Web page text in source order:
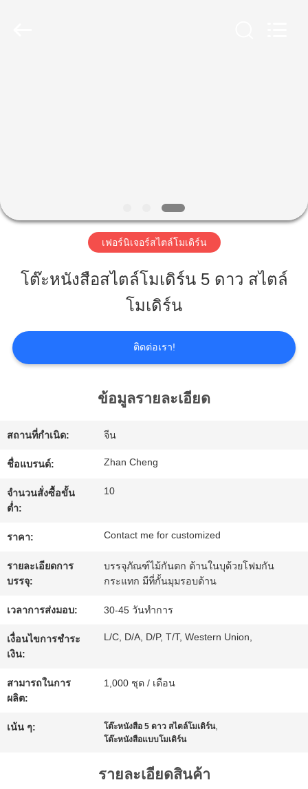
กับ
เรา
ทัวร์
โรงงาน
การ
ควบคุม
คุณภาพ
ทุน
แผนผัง
เว็บไซต์
เฟอร์นิเจอร์สไตล์โมเดิร์น
โต๊ะหนังสือสไตล์โมเดิร์น 5 ดาว สไตล์
โมเดิร์น
ติดต่อเรา!
ข้อมูลรายละเอียด
สถานที่กำเนิด: จีน
ชื่อแบรนด์: Zhan Cheng
จำนวนสั่งซื้อขั้น
ต่ำ:
10
ราคา: Contact me for customized
รายละเอียดการ
บรรจุ:
บรรจุภัณฑ์ไม้กันตก ด้านในบุด้วยโฟมกัน
กระแทก มีที่กั้นมุมรอบด้าน
เวลาการส่งมอบ: 30-45 วันทำการ
เงื่อนไขการชำระ
เงิน:
L/C, D/A, D/P, T/T, Western Union,
สามารถในการ
ผลิต:
1,000 ชุด / เดือน
เน้น ๆ: โต๊ะหนังสือ 5 ดาว สไตล์โมเดิร์น,
โต๊ะหนังสือแบบโมเดิร์น
รายละเอียดสินค้า